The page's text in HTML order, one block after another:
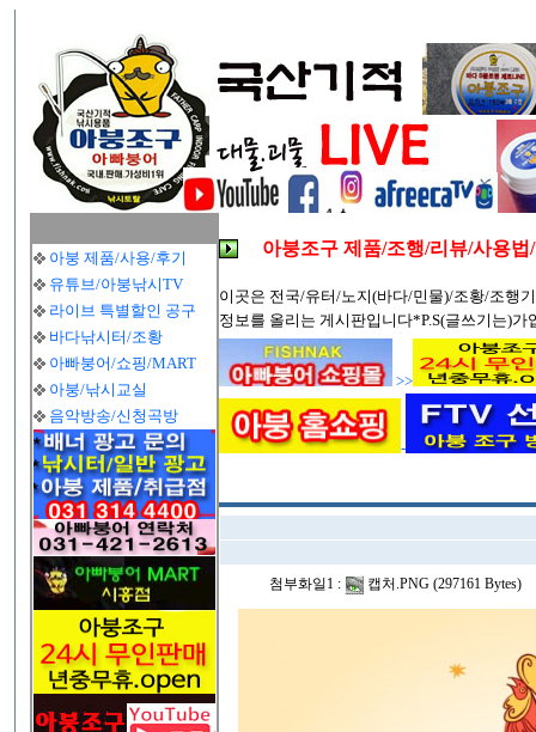
아붕 제품/사용/후기
유튜브/아붕낚시TV
라이브 특별할인 공구
바다낚시터/조황
아빠붕어/쇼핑/MART
아붕/낚시교실
음악방송/신청곡방
아붕조구 제품/조행/리뷰/사용법
이곳은 전국/유터/노지(바다/민물)/조황/조행
정보를 올리는 게시판입니다*P.S(글쓰기는)가
>>
-
첨부화일1 : 캡처.PNG (297161 Bytes)